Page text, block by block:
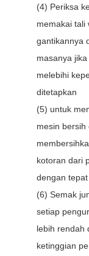
(4) Periksa
memakai tali
gantikannya
masanya
melebihi
ditetapkan
(5) untuk
mesin bersih
kotoran dari
dengan
(6) Semak
setiap
lebih rendah
ketinggian